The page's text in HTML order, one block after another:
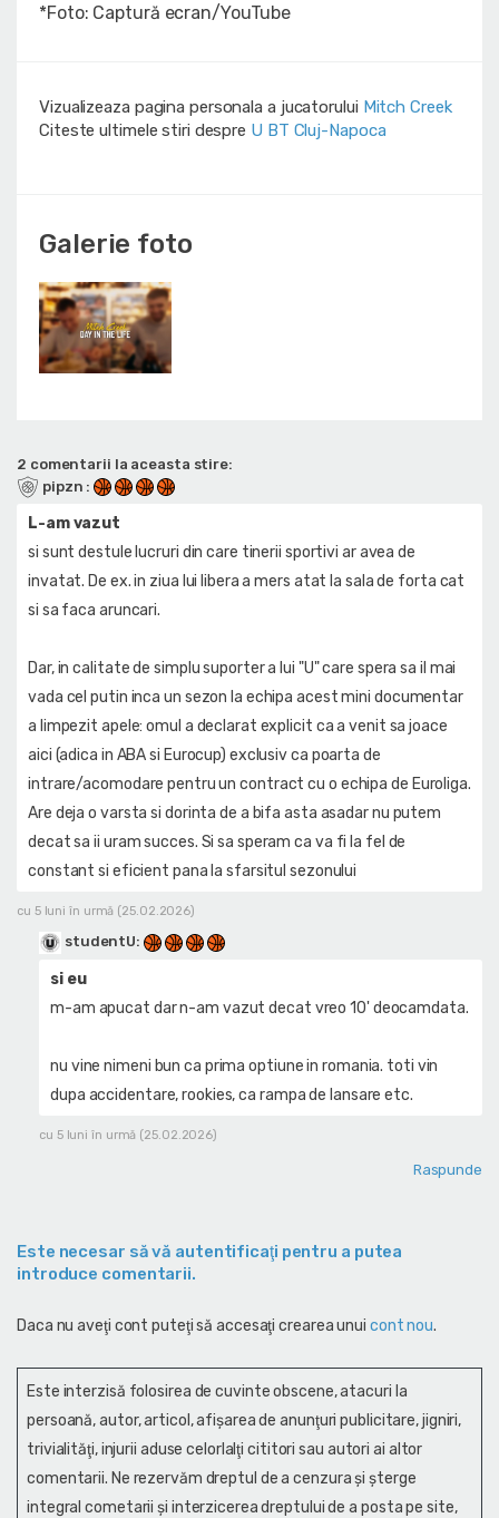
*Foto: Captură ecran/YouTube
Vizualizeaza pagina personala a jucatorului Mitch Creek
Citeste ultimele stiri despre U BT Cluj-Napoca
Galerie foto
2 comentarii la aceasta stire:
pipzn :
L-am vazut
si sunt destule lucruri din care tinerii sportivi ar avea de
invatat. De ex. in ziua lui libera a mers atat la sala de forta cat
si sa faca aruncari.
Dar, in calitate de simplu suporter a lui "U" care spera sa il mai
vada cel putin inca un sezon la echipa acest mini documentar
a limpezit apele: omul a declarat explicit ca a venit sa joace
aici (adica in ABA si Eurocup) exclusiv ca poarta de
intrare/acomodare pentru un contract cu o echipa de Euroliga.
Are deja o varsta si dorinta de a bifa asta asadar nu putem
decat sa ii uram succes. Si sa speram ca va fi la fel de
constant si eficient pana la sfarsitul sezonului
cu 5 luni în urmă (25.02.2026)
studentU:
si eu
m-am apucat dar n-am vazut decat vreo 10' deocamdata.
nu vine nimeni bun ca prima optiune in romania. toti vin
dupa accidentare, rookies, ca rampa de lansare etc.
cu 5 luni în urmă (25.02.2026)
Raspunde
Este necesar să vă autentificaţi pentru a putea
introduce comentarii.
Daca nu aveţi cont puteţi să accesaţi crearea unui cont nou.
Este interzisă folosirea de cuvinte obscene, atacuri la
persoană, autor, articol, afişarea de anunţuri publicitare, jigniri,
trivialităţi, injurii aduse celorlalţi cititori sau autori ai altor
comentarii. Ne rezervăm dreptul de a cenzura și şterge
integral cometarii și interzicerea dreptului de a posta pe site,